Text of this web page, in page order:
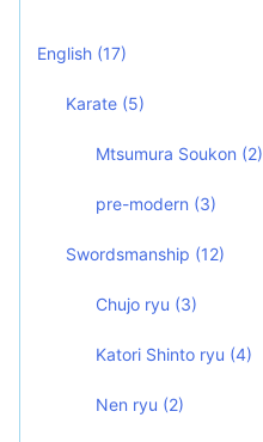
English (17)
Karate (5)
Mtsumura Soukon (2)
pre-modern (3)
Swordsmanship (12)
Chujo ryu (3)
Katori Shinto ryu (4)
Nen ryu (2)